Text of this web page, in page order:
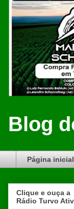
Blog
Página inicial
Clique e ouça a
Rádio Turvo